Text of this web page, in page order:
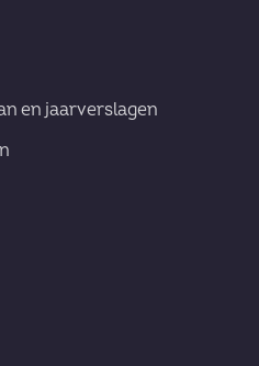
en jaarverslagen